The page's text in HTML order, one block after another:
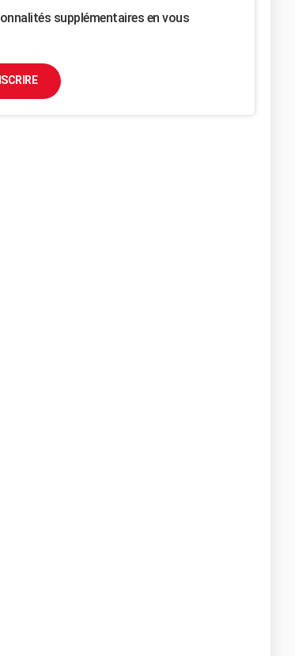
supplémentaires en vous